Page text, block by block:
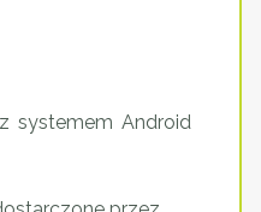
systemem Android